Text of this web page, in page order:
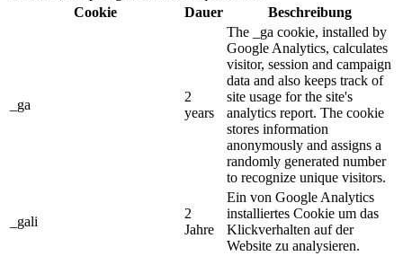
Cookie
Dauer Beschreibung
_ga
2
years
The _ga cookie, installed by
Google Analytics, calculates
visitor, session and campaign
data and also keeps track of
site usage for the site's
analytics report. The cookie
stores information
anonymously and assigns a
randomly generated number
to recognize unique visitors.
_gali
2
Jahre
Ein von Google Analytics
installiertes Cookie um das
Klickverhalten auf der
Website zu analysieren.